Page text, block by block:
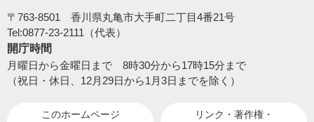
〒763-8501 香川県丸亀市大手町二丁目4番21号
Tel:0877-23-2111（代表）
開庁時間
月曜日から金曜日まで 8時30分から17時15分まで
（祝日・休日、12月29日から1月3日までを除く）
このホームページ
リンク・著作権・